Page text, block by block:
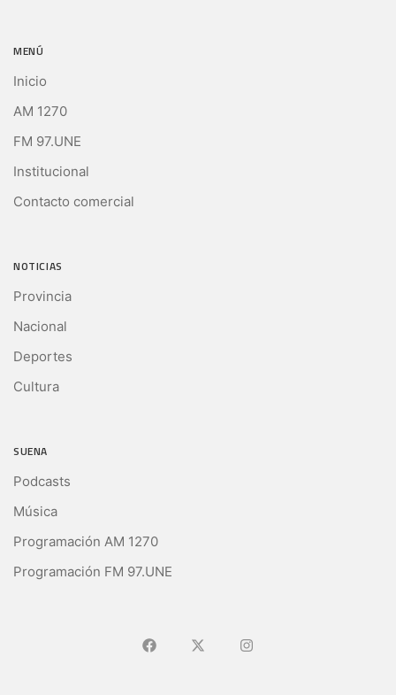
MENÚ
Inicio
AM 1270
FM 97.UNE
Institucional
Contacto comercial
NOTICIAS
Provincia
Nacional
Deportes
Cultura
SUENA
Podcasts
Música
Programación AM 1270
Programación FM 97.UNE
Ir a FacebookIr a X (Ex-Twitter)
Ir a